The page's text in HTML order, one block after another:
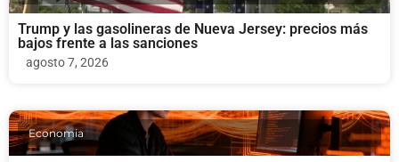
Trump y las gasolineras de Nueva Jersey: precios más
bajos frente a las sanciones
agosto 7, 2026
Economia